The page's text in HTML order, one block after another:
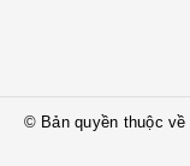
© Bản quyền thuộc về